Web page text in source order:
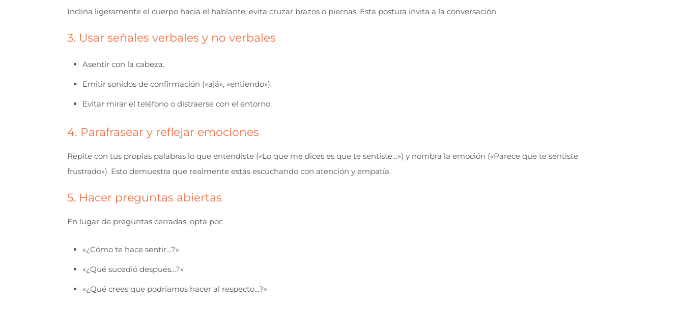
Inclina ligeramente el cuerpo hacia el hablante, evita cruzar brazos o piernas. Esta postura invita a la conversación.
3. Usar señales verbales y no verbales
Asentir con la cabeza.
Emitir sonidos de confirmación («ajá», «entiendo»).
Evitar mirar el teléfono o distraerse con el entorno.
4. Parafrasear y reflejar emociones
Repite con tus propias palabras lo que entendiste («Lo que me dices es que te sentiste…») y nombra la emoción («Parece que te sentiste
frustrado»). Esto demuestra que realmente estás escuchando con atención y empatía.
5. Hacer preguntas abiertas
En lugar de preguntas cerradas, opta por:
«¿Cómo te hace sentir…?»
«¿Qué sucedió después…?»
«¿Qué crees que podríamos hacer al respecto…?»